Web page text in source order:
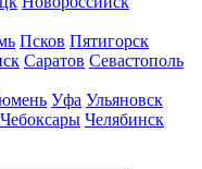
Псков Пятигорск
Саратов Севастополь
Уфа Ульяновск
Чебоксары Челябинск